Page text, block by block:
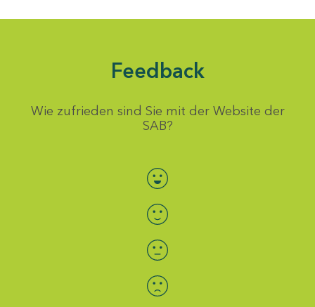
Feedback
Wie zufrieden sind Sie mit der Website der
SAB?
Bewertung auswählen